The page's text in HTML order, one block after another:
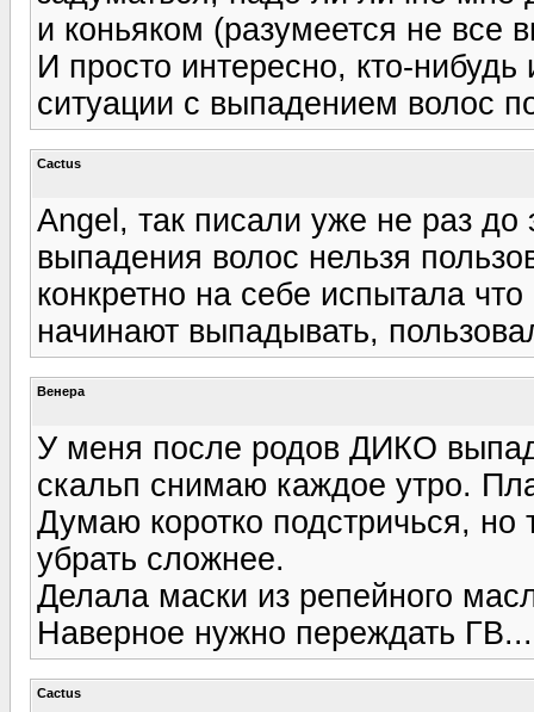
и коньяком (разумеется не все
И просто интересно, кто-
ситуации с выпадением волос
Cactus
Angel, так писали уже не раз до
выпадения волос нельзя
конкретно на себе испытала
начинают выпадывать,
Венера
У меня после родов ДИКО
скальп снимаю каждое утро.
Думаю коротко подстричься, но
убрать сложнее.
Делала маски из репейного
Наверное нужно переждать ГВ...
Cactus